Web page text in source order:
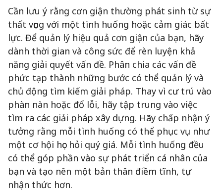
Cần lưu ý rằng cơn giận thường phát sinh từ sự
thất vọng với một tình huống hoặc cảm giác bất
lực. Để quản lý hiệu quả cơn giận của bạn, hãy
dành thời gian và công sức để rèn luyện khả
năng giải quyết vấn đề. Phân chia các vấn đề
phức tạp thành những bước có thể quản lý và
chủ động tìm kiếm giải pháp. Thay vì cư trú vào
phàn nàn hoặc đổ lỗi, hãy tập trung vào việc
tìm ra các giải pháp xây dựng. Hãy chấp nhận ý
tưởng rằng mỗi tình huống có thể phục vụ như
một cơ hội học hỏi quý giá. Mỗi tình huống đều
có thể góp phần vào sự phát triển cá nhân của
bạn và tạo nên một bản thân điềm tĩnh, tự
nhận thức hơn.